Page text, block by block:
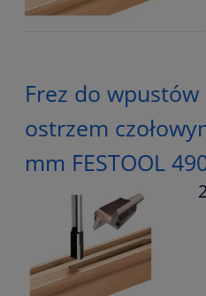
Frez do wpustów
ostrzem
mm FESTOOL